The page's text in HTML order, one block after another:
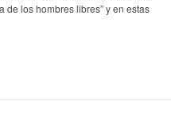
de los hombres libres” y en estas